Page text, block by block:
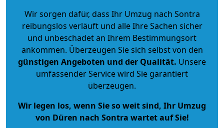
Wir sorgen dafür, dass Ihr Umzug nach Sontra
reibungslos verläuft und alle Ihre Sachen sicher
und unbeschadet an Ihrem Bestimmungsort
ankommen. Überzeugen Sie sich selbst von den
günstigen Angeboten und der Qualität. Unsere
umfassender Service wird Sie garantiert
überzeugen.
Wir legen los, wenn Sie so weit sind, Ihr Umzug
von Düren nach Sontra wartet auf Sie!